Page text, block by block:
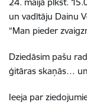
un vadītāju Dainu
“Man pieder
Dziedāsim pašu
ģitāras skaņās…
Ieeja par